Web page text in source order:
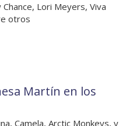
Lori Meyers, Viva
otros
Martín en los
Camela, Arctic Monkeys, y